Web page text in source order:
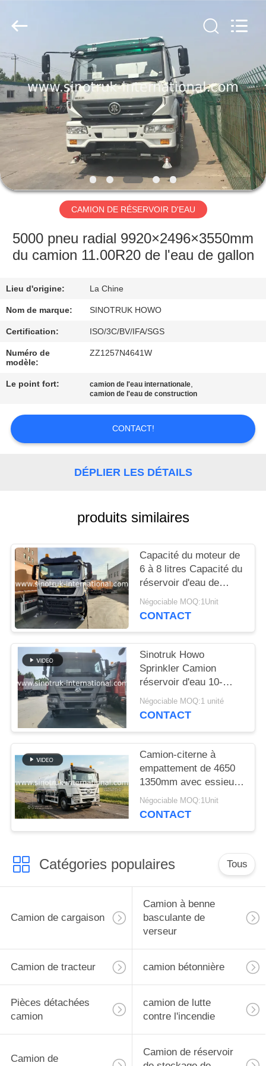
À
LA
MAISON
PRODUITS
À
PROPOS
NOUS
DE
L'USINE
CONTRÔLE
DE
LA
NOUS
CONTACTER
DEVIS
PLAN
DU
SITE
POLITIQUE
DE
CONFIDENTIALITÉ
LTD..
CAMION DE RÉSERVOIR D'EAU
5000 pneu radial 9920×2496×3550mm
du camion 11.00R20 de l'eau de gallon
Lieu d'origine: La Chine
Nom de marque: SINOTRUK HOWO
Certification: ISO/3C/BV/IFA/SGS
Numéro de
modèle:
ZZ1257N4641W
Le point fort: camion de l'eau internationale,
camion de l'eau de construction
CONTACT!
DÉPLIER LES DÉTAILS
produits similaires
Capacité du moteur de
6 à 8 litres Capacité du
réservoir d'eau de
20000 litres Solution
pour les projets de
Négociable MOQ:1Unit
CONTACT
Sinotruk Howo
Sprinkler Camion
réservoir d'eau 10-
25CBM 6 X 4 Euro 2
371HP Blanc
Négociable MOQ:1 unité
CONTACT
Camion-citerne à
empattement de 4650
1350mm avec essieu
avant VGD95 :
performances et
Négociable MOQ:1Unit
CONTACT
Catégories populaires Tous
Camion de cargaison
Camion à benne
basculante de
verseur
Camion de tracteur camion bétonnière
Pièces détachées
camion
camion de lutte
contre l'incendie
Camion de
Camion de réservoir